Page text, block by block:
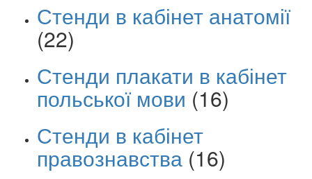
Стенди в кабінет анатомії
(22)
Стенди плакати в кабінет
польської мови (16)
Стенди в кабінет
правознавства (16)